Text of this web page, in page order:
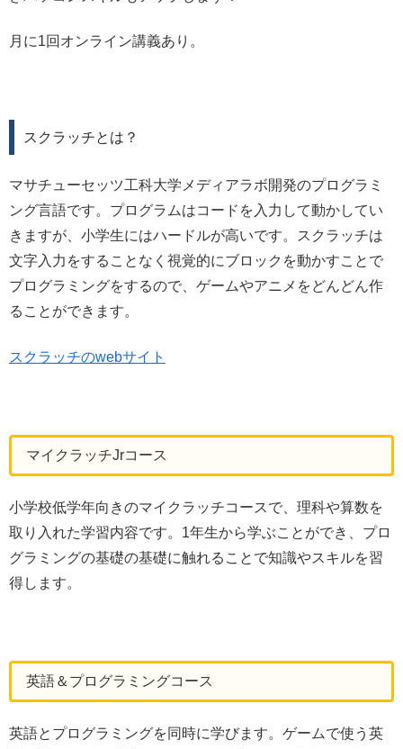
月に1回オンライン講義あり。
スクラッチとは？
マサチューセッツ工科大学メディアラボ開発のプログラミ
ング言語です。プログラムはコードを入力して動かしてい
きますが、小学生にはハードルが高いです。スクラッチは
文字入力をすることなく視覚的にブロックを動かすことで
プログラミングをするので、ゲームやアニメをどんどん作
ることができます。
スクラッチのwebサイト
マイクラッチJrコース
小学校低学年向きのマイクラッチコースで、理科や算数を
取り入れた学習内容です。1年生から学ぶことができ、プロ
グラミングの基礎の基礎に触れることで知識やスキルを習
得します。
英語＆プログラミングコース
英語とプログラミングを同時に学びます。ゲームで使う英